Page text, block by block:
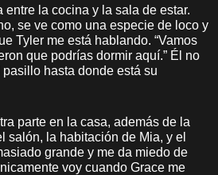
entre la cocina y la sala de estar.
se ve como una especie de loco y
Tyler me está hablando. “Vamos
que podrías dormir aquí.” Él no
hasta donde está su
parte en la casa, además de la
salón, la habitación de Mia, y el
grande y me da miedo de
voy cuando Grace me